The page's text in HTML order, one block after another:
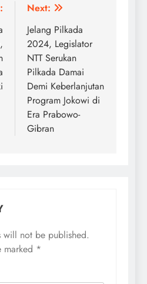
Next:
Jelang Pilkada
2024, Legislator
NTT Serukan
Pilkada Damai
Demi Keberlanjutan
Program Jokowi di
Era Prabowo-
Gibran
will not be published.
marked *